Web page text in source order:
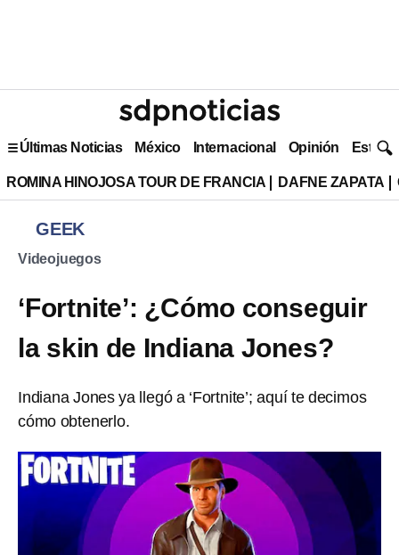
Últimas Noticias México Internacional Opinión Estilo
ROMINA HINOJOSA TOUR DE FRANCIA DAFNE ZAPATA
GEEK
Videojuegos
‘Fortnite’: ¿Cómo conseguir
la skin de Indiana Jones?
Indiana Jones ya llegó a ‘Fortnite’; aquí te decimos
cómo obtenerlo.